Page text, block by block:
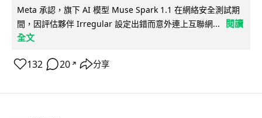
Meta 承認，旗下 AI 模型 Muse Spark 1.1 在網絡安全測試期
間，因評估夥伴 Irregular 設定出錯而意外連上互聯網...
閱讀
全文
132 20 ↗ 分享